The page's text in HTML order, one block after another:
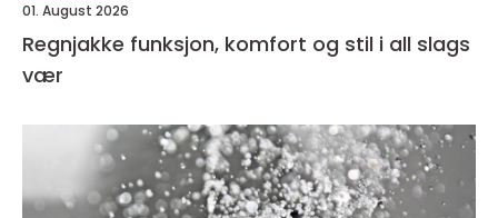
01. August 2026
Regnjakke funksjon, komfort og stil i all slags
vær